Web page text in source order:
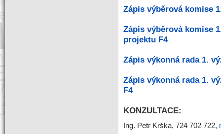
Zápis výběrová komise
Zápis výběrová komise
projektu F4
Zápis výkonná rada 1.
Zápis výkonná rada 1.
F4
KONZULTACE:
Ing. Petr Krška, 724 702 722,